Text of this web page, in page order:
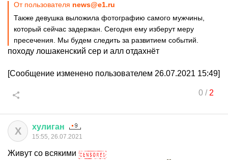
От пользователя news@e1.ru
Также девушка выложила фотографию самого мужчины,
который сейчас задержан. Сегодня ему изберут меру
пресечения. Мы будем следить за развитием событий.
походу лошакенский сер и алл отдахнёт
[Сообщение изменено пользователем 26.07.2021 15:49]
0/ 2
Х хулиган
15:55, 26.07.2021
Живут со всякими